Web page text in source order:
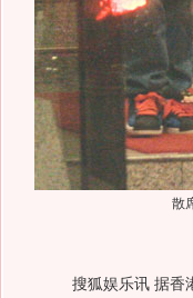
散
搜狐娱乐讯 据香港